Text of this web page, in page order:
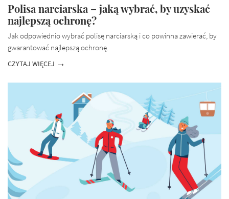
Polisa narciarska – jaką wybrać, by uzyskać
najlepszą ochronę?
Jak odpowiednio wybrać polisę narciarską i co powinna zawierać, by
gwarantować najlepszą ochronę.
CZYTAJ WIĘCEJ